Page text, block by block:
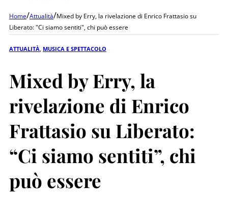
Home/Attualità/Mixed by Erry, la rivelazione di Enrico Frattasio su
Liberato: "Ci siamo sentiti", chi può essere
ATTUALITÀ MUSICA E SPETTACOLO
Mixed by Erry, la
rivelazione di Enrico
Frattasio su Liberato:
“Ci siamo sentiti”, chi
può essere